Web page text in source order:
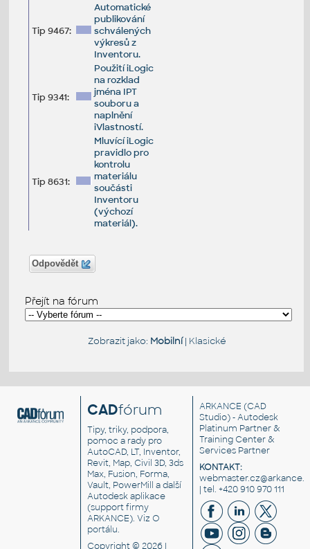
Tip 9467:
Automatické
publikování
schválených
výkresů z
Inventoru.
Tip 9341:
Použití iLogic
na rozklad
jména IPT
souboru a
naplnění
iVlastností.
Tip 8631:
Mluvící iLogic
pravidlo pro
kontrolu
materiálu
součásti
Inventoru
(výchozí
materiál).
Odpovědět
Přejít na fórum
Zobrazit jako: Mobilní| Klasické
CADfórum
Tipy, triky, podpora,
pomoc a rady pro
AutoCAD, LT, Inventor,
Revit, Map, Civil 3D, 3ds
Max, Fusion, Forma,
Vault, PowerMill a další
Autodesk aplikace
(support firmy
ARKANCE). VizO
portálu.
Copyright © 2026 |
ARKANCE (CAD
Studio) - Autodesk
Platinum Partner &
Training Center &
Services Partner
KONTAKT:
| tel. +420 910 970 111